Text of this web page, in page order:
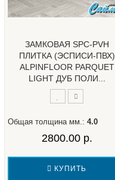
ЗАМКОВАЯ SPC-PVH
ПЛИТКА (ЭСПИСИ-ПВХ)
ALPINFLOOR PARQUET
LIGHT ДУБ ПОЛИ...
Общая толщина мм.: 4.0
2800.00 р.
КУПИТЬ